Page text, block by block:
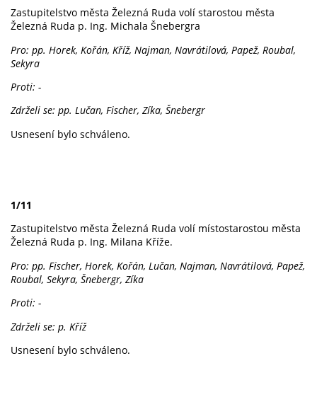
Zastupitelstvo města Železná Ruda volí starostou města
Železná Ruda p. Ing. Michala Šnebergra
Pro: pp. Horek, Kořán, Kříž, Najman, Navrátilová, Papež, Roubal,
Sekyra
Proti: -
Zdrželi se: pp. Lučan, Fischer, Zíka, Šnebergr
Usnesení bylo schváleno.
1/11
Zastupitelstvo města Železná Ruda volí místostarostou města
Železná Ruda p. Ing. Milana Kříže.
Pro: pp. Fischer, Horek, Kořán, Lučan, Najman, Navrátilová, Papež,
Roubal, Sekyra, Šnebergr, Zíka
Proti: -
Zdrželi se: p. Kříž
Usnesení bylo schváleno.